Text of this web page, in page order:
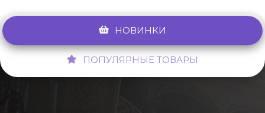
НОВИНКИ
ПОПУЛЯРНЫЕ ТОВАРЫ